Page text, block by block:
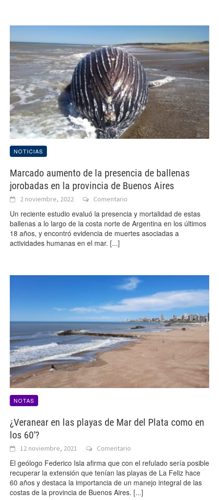
NOTICIAS
Marcado aumento de la presencia de ballenas
jorobadas en la provincia de Buenos Aires
2 noviembre, 2022 Comentario
Un reciente estudio evaluó la presencia y mortalidad de estas
ballenas a lo largo de la costa norte de Argentina en los últimos
18 años, y encontró evidencia de muertes asociadas a
actividades humanas en el mar. [...]
NOTAS
¿Veranear en las playas de Mar del Plata como en
los 60′?
12 noviembre, 2021 Comentario
El geólogo Federico Isla afirma que con el refulado sería posible
recuperar la extensión que tenían las playas de La Feliz hace
60 años y destaca la importancia de un manejo integral de las
costas de la provincia de Buenos Aires. [...]